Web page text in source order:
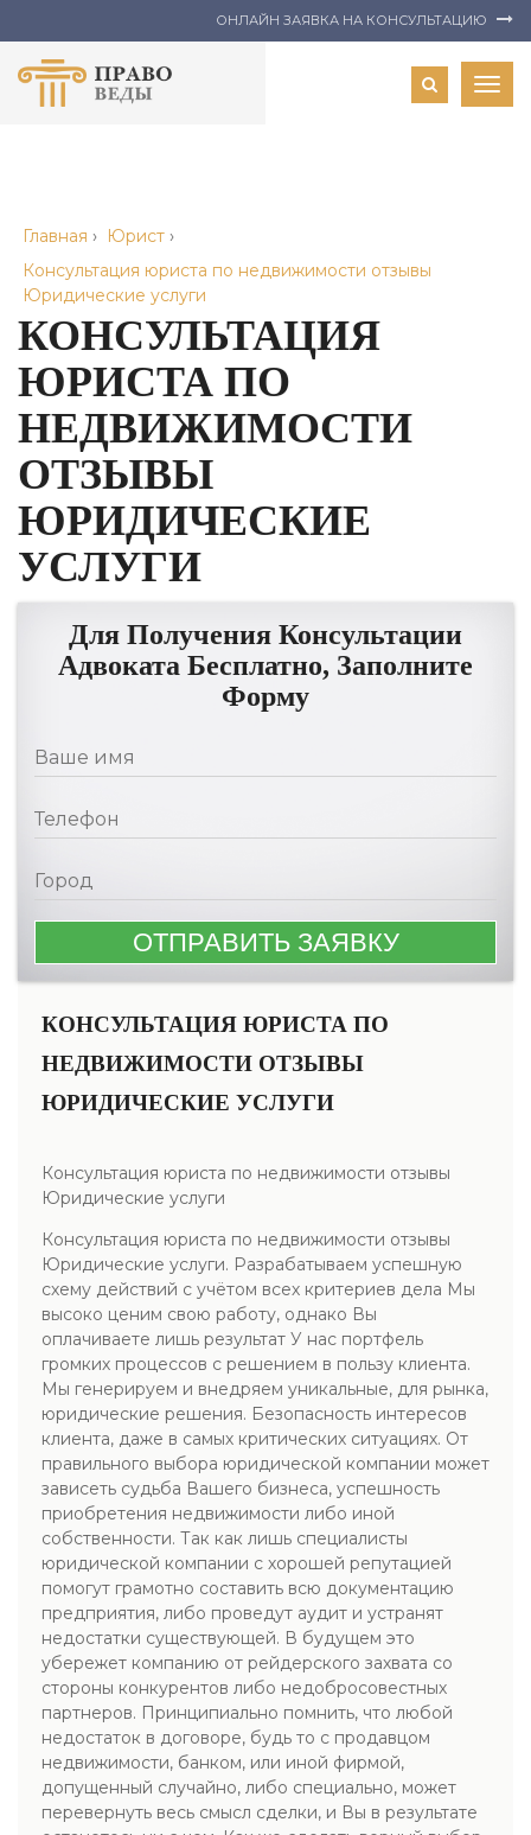
ОНЛАЙН ЗАЯВКА НА КОНСУЛЬТАЦИЮ
Главная › Юрист ›
Консультация юриста по недвижимости отзывы
Юридические услуги
КОНСУЛЬТАЦИЯ
ЮРИСТА ПО
НЕДВИЖИМОСТИ
ОТЗЫВЫ
ЮРИДИЧЕСКИЕ
УСЛУГИ
Для Получения Консультации
Адвоката Бесплатно, Заполните
Форму
КОНСУЛЬТАЦИЯ ЮРИСТА ПО
НЕДВИЖИМОСТИ ОТЗЫВЫ
ЮРИДИЧЕСКИЕ УСЛУГИ
Консультация юриста по недвижимости отзывы
Юридические услуги
Консультация юриста по недвижимости отзывы
Юридические услуги. Разрабатываем успешную
схему действий с учётом всех критериев дела Мы
высоко ценим свою работу, однако Вы
оплачиваете лишь результат У нас портфель
громких процессов с решением в пользу клиента.
Мы генерируем и внедряем уникальные, для рынка,
юридические решения. Безопасность интересов
клиента, даже в самых критических ситуациях. От
правильного выбора юридической компании может
зависеть судьба Вашего бизнеса, успешность
приобретения недвижимости либо иной
собственности. Так как лишь специалисты
юридической компании с хорошей репутацией
помогут грамотно составить всю документацию
предприятия, либо проведут аудит и устранят
недостатки существующей. В будущем это
убережет компанию от рейдерского захвата со
стороны конкурентов либо недобросовестных
партнеров. Принципиально помнить, что любой
недостаток в договоре, будь то с продавцом
недвижимости, банком, или иной фирмой,
допущенный случайно, либо специально, может
перевернуть весь смысл сделки, и Вы в результате